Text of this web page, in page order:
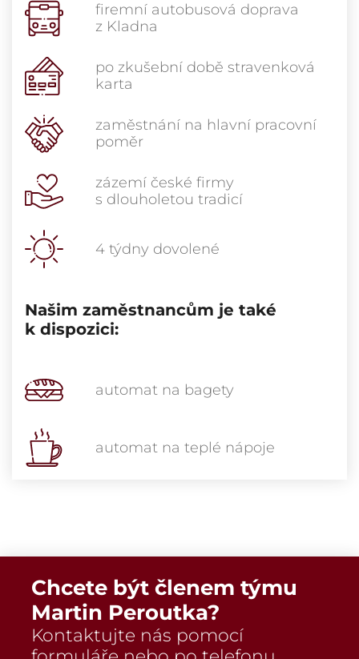
firemní autobusová doprava
z Kladna
po zkušební době stravenková
karta
zaměstnání na hlavní pracovní
poměr
zázemí české firmy
s dlouholetou tradicí
4 týdny dovolené
Našim zaměstnancům je také
k dispozici:
automat na bagety
automat na teplé nápoje
Chcete být členem týmu
Martin Peroutka?
Kontaktujte nás pomocí